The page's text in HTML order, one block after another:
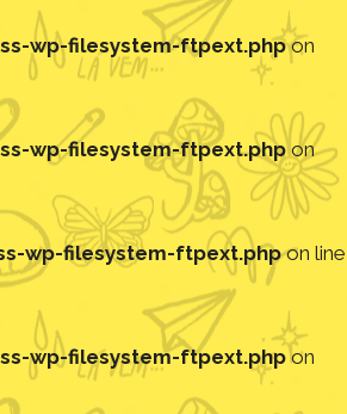
wp-filesystem-ftpext.phpon
wp-filesystem-ftpext.phpon
wp-filesystem-ftpext.phpon line
wp-filesystem-ftpext.phpon